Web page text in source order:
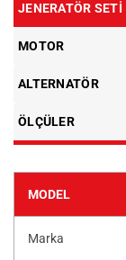
JENERATÖR SETI
MOTOR
ALTERNATÖR
ÖLÇÜLER
MODEL
Marka